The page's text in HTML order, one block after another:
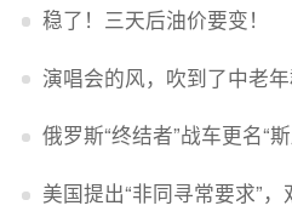
稳了！三天后油价要变！
演唱会的风，吹到了中老
俄罗斯“终结者”战车更名“斯皮里顿”：寓意强
美国提出“非同寻常要求”，双方多个领域分歧依旧，印美